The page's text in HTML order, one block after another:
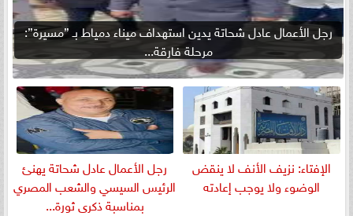
رجل الأعمال عادل شحاتة يدين استهداف ميناء دمياط بـ ”مسيرة”:
مرحلة فارقة...
الإفتاء: نزيف الأنف لا ينقض
الوضوء ولا يوجب إعادته
رجل الأعمال عادل شحاتة يهنئ
الرئيس السيسي والشعب المصري
بمناسبة ذكرى ثورة...